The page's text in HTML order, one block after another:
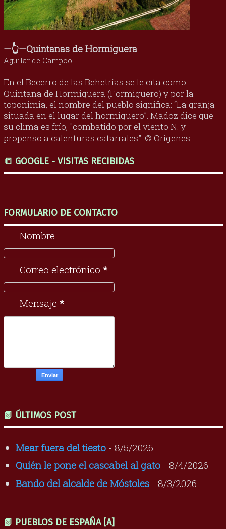
—👆—Quintanas de Hormiguera
Aguilar de Campoo
En el Becerro de las Behetrías se le cita como
Quintana de Hormiguera (Formiguero) y por la
toponimia, el nombre del pueblo significa: “La granja
situada en el lugar del hormiguero”. Madoz dice que
su clima es frío, "combatido por el viento N. y
propenso a calenturas catarrales". © Orígenes
📒 GOOGLE - VISITAS RECIBIDAS
FORMULARIO DE CONTACTO
Nombre
Correo electrónico *
Mensaje *
📗 ÚLTIMOS POST
Mear fuera del tiesto- 8/5/2026
Quién le pone el cascabel al gato- 8/4/2026
Bando del alcalde de Móstoles- 8/3/2026
📗 PUEBLOS DE ESPAÑA [A]